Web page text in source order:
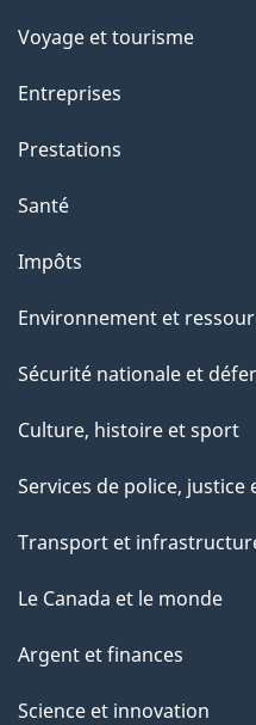
Voyage et tourisme
Entreprises
Prestations
Santé
Impôts
Environnement et
Sécurité nationale et
Culture, histoire et sport
Services de police, justice
Transport et
Le Canada et le monde
Argent et finances
Science et innovation